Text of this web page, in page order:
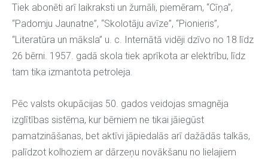
Tiek abonēti arī laikraksti un žurnāli, piemēram, “Cīņa”,
“Padomju Jaunatne”, “Skolotāju avīze”, “Pionieris”,
“Literatūra un māksla” u. c. Internātā vidēji dzīvo no 18 līdz
26 bērni. 1957. gadā skola tiek aprīkota ar elektrību, līdz
tam tika izmantota petroleja.
Pēc valsts okupācijas 50. gados veidojas smagnēja
izglītības sistēma, kur bērniem ne tikai jāiegūst
pamatzināšanas, bet aktīvi jāpiedalās arī dažādās talkās,
palīdzot kolhoziem ar dārzeņu novākšanu no lielajiem